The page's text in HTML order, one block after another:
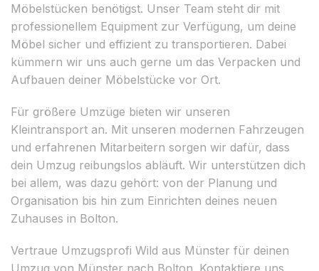
Möbelstücken benötigst. Unser Team steht dir mit
professionellem Equipment zur Verfügung, um deine
Möbel sicher und effizient zu transportieren. Dabei
kümmern wir uns auch gerne um das Verpacken und
Aufbauen deiner Möbelstücke vor Ort.
Für größere Umzüge bieten wir unseren
Kleintransport an. Mit unseren modernen Fahrzeugen
und erfahrenen Mitarbeitern sorgen wir dafür, dass
dein Umzug reibungslos abläuft. Wir unterstützen dich
bei allem, was dazu gehört: von der Planung und
Organisation bis hin zum Einrichten deines neuen
Zuhauses in Bolton.
Vertraue Umzugsprofi Wild aus Münster für deinen
Umzug von Münster nach Bolton. Kontaktiere uns